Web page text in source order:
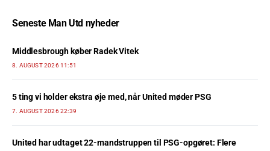
Seneste Man Utd nyheder
Middlesbrough køber Radek Vitek
8. AUGUST 2026 11:51
5 ting vi holder ekstra øje med, når United møder PSG
7. AUGUST 2026 22:39
United har udtaget 22-mandstruppen til PSG-opgøret: Flere